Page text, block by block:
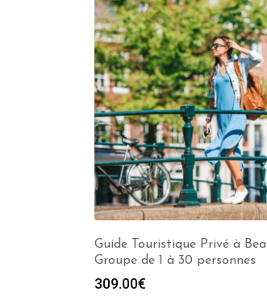
Guide Touristique Privé à
Groupe de 1 à 30 personnes
309.00€